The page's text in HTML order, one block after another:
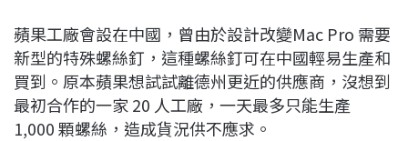
蘋果工廠會設在中國，曾由於設計改變Mac Pro 需要
新型的特殊螺絲釘，這種螺絲釘可在中國輕易生產和
買到。原本蘋果想試試離德州更近的供應商，沒想到
最初合作的一家 20 人工廠，一天最多只能生產
1,000 顆螺絲，造成貨況供不應求。